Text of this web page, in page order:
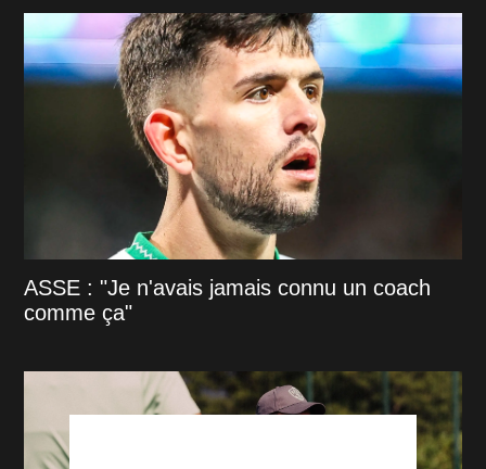
ASSE : "Je n'avais jamais connu un coach
comme ça"